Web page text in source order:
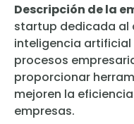
Descripción de la
startup dedicada al
inteligencia
procesos
proporcionar
mejoren la
empresas.